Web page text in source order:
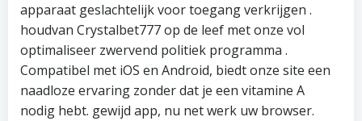
apparaat geslachtelijk voor toegang verkrijgen .
houdvan Crystalbet777 op de leef met onze vol
optimaliseer zwervend politiek programma .
Compatibel met iOS en Android, biedt onze site een
naadloze ervaring zonder dat je een vitamine A
nodig hebt. gewijd app, nu net werk uw browser.